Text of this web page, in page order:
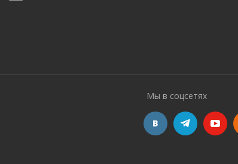
Мы в соцсетях